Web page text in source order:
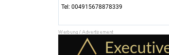
Tel: 004915678878339